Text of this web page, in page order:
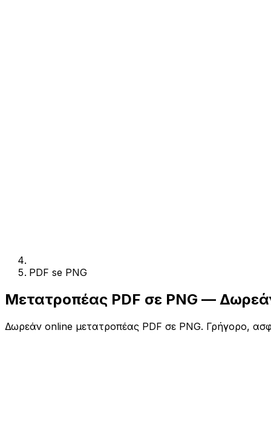
PDF se PNG
Μετατροπέας PDF σε PNG —
Δωρεάν online μετατροπέας PDF σε PNG. Γρήγορο,